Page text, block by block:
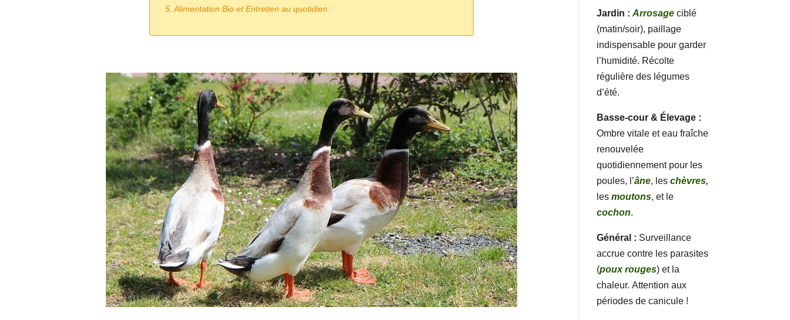
Alimentation Bio et Entretien au quotidien :
Jardin : Arrosage ciblé
(matin/soir), paillage
indispensable pour garder
l’humidité. Récolte
régulière des légumes
d’été.
Basse-cour & Élevage :
Ombre vitale et eau fraîche
renouvelée
quotidiennement pour les
poules, l’âne, leschèvres,
lesmoutons, et le
cochon.
Général : Surveillance
accrue contre les parasites
(poux rouges) et la
chaleur. Attention aux
périodes de canicule !